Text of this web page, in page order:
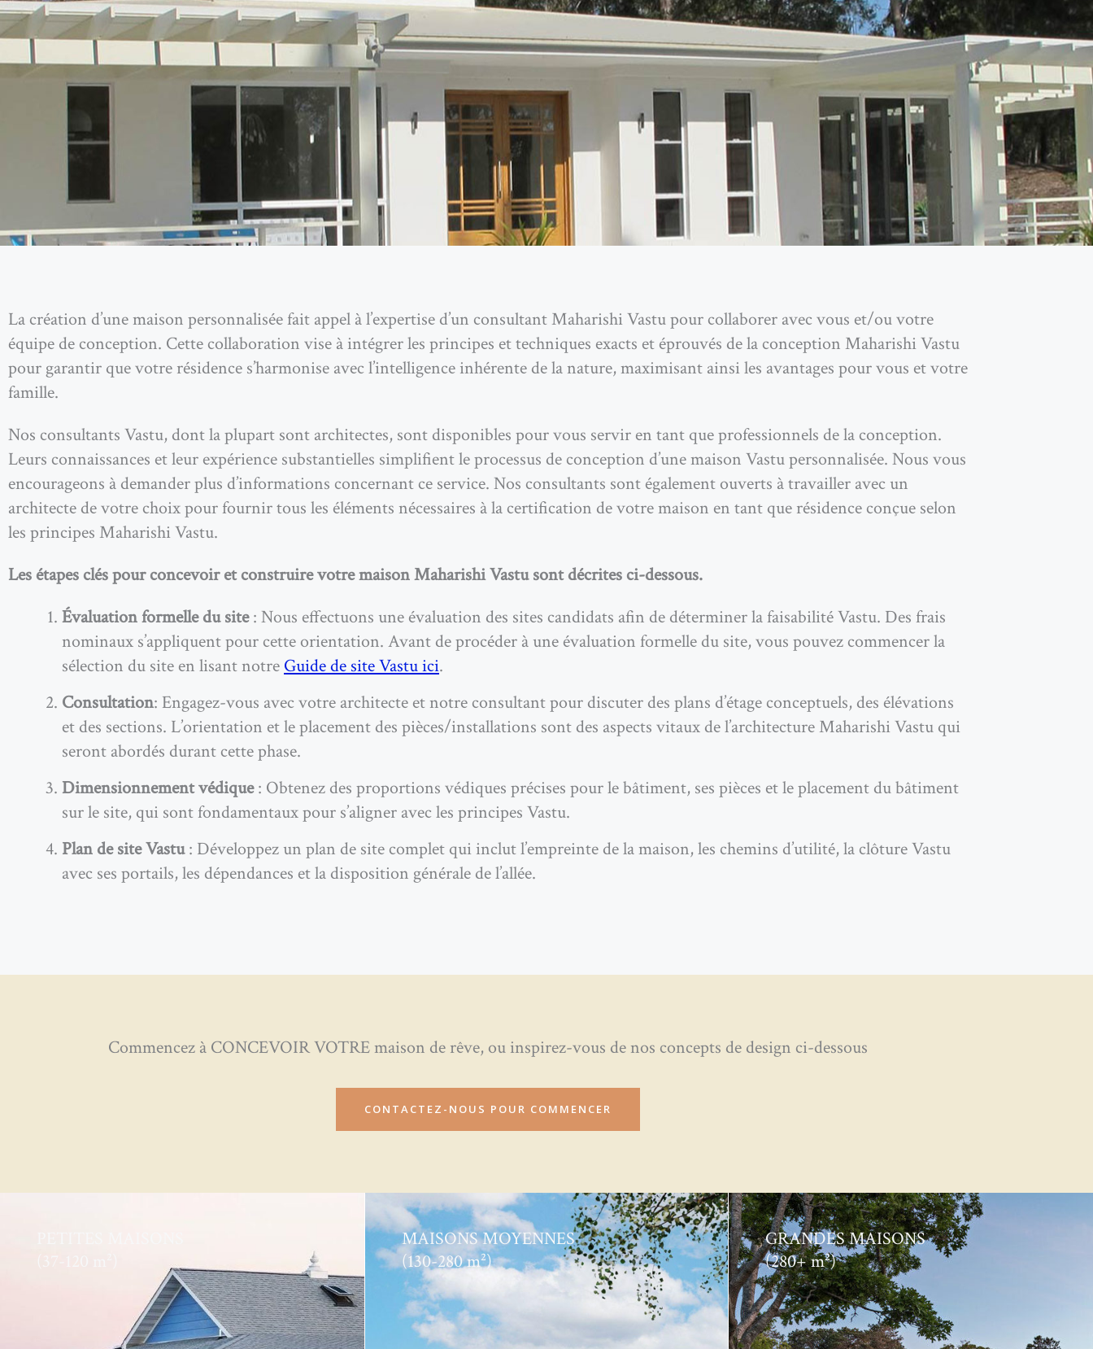
La création d’une maison personnalisée fait appel à l’expertise d’un consultant Maharishi Vastu pour collaborer avec vous et/ou votre
équipe de conception. Cette collaboration vise à intégrer les principes et techniques exacts et éprouvés de la conception Maharishi Vastu
pour garantir que votre résidence s’harmonise avec l’intelligence inhérente de la nature, maximisant ainsi les avantages pour vous et votre
famille.
Nos consultants Vastu, dont la plupart sont architectes, sont disponibles pour vous servir en tant que professionnels de la conception.
Leurs connaissances et leur expérience substantielles simplifient le processus de conception d’une maison Vastu personnalisée. Nous vous
encourageons à demander plus d’informations concernant ce service. Nos consultants sont également ouverts à travailler avec un
architecte de votre choix pour fournir tous les éléments nécessaires à la certification de votre maison en tant que résidence conçue selon
les principes Maharishi Vastu.
Les étapes clés pour concevoir et construire votre maison Maharishi Vastu sont décrites ci-dessous.
Évaluation formelle du site: Nous effectuons une évaluation des sites candidats afin de déterminer la faisabilité Vastu. Des frais
nominaux s’appliquent pour cette orientation. Avant de procéder à une évaluation formelle du site, vous pouvez commencer la
sélection du site en lisant notre Guide de site Vastu ici.
Consultation: Engagez-vous avec votre architecte et notre consultant pour discuter des plans d’étage conceptuels, des élévations
et des sections. L’orientation et le placement des pièces/installations sont des aspects vitaux de l’architecture Maharishi Vastu qui
seront abordés durant cette phase.
Dimensionnement védique: Obtenez des proportions védiques précises pour le bâtiment, ses pièces et le placement du bâtiment
sur le site, qui sont fondamentaux pour s’aligner avec les principes Vastu.
Plan de site Vastu: Développez un plan de site complet qui inclut l’empreinte de la maison, les chemins d’utilité, la clôture Vastu
avec ses portails, les dépendances et la disposition générale de l’allée.
Commencez à CONCEVOIR VOTRE maison de rêve, ou inspirez-vous de nos concepts de design ci-dessous
CONTACTEZ-NOUS POUR COMMENCER
MAISONS MOYENNES
(130-280 m²)
GRANDES MAISONS
(280+ m²)